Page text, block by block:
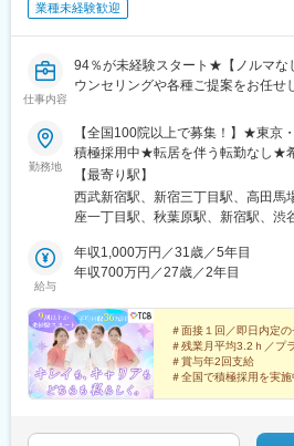
業種未経験歓迎
仕事内容
94％が未経験スタート★【ノルマな
ウンセリングや各種ご提案をお任せ
勤務地
【全国100院以上で募集！】★東京
積極採用中★転居を伴う転勤なし★
リニック一覧＜全国100院以上展開
院、青森院、盛岡院、秋田院、山形
山院 など【関東】新宿東口院、池
横浜院、大宮東口院、水戸院、つく
橋院 など【中部】名古屋駅前院 、
院、長野院、松本院、山梨甲府駅
前院、大阪阪急梅田駅前院、枚方院
院、心斎橋院、京都駅前院、奈良
【中四国】広島院、福山院、松山院
松江院、周南徳山駅ビル院 など【
煙対策】屋内原則禁煙
【最寄り駅】
西武新宿駅、新宿三丁目駅、高田馬
座一丁目駅、秋葉原駅、新宿駅、渋
浜駅、横浜駅、川崎駅、藤沢駅、本
駅、川越駅、南越谷駅、宇都宮駅、
駅、さっぽろ駅、あおば通駅、福島
青森駅、盛岡駅、山形駅、秋田駅、
山駅(愛知県)、豊田市駅、駅前大通
松駅、三島広小路駅、長野駅、松本
鉄四日市駅、電鉄富山駅、福井駅、
前駅、西梅田駅、心斎橋駅、京都駅
給与
年収1,000万円／31歳／5年目
年収700万円／27歳／2年目
＃面接１回／即日内定
＃残業月平均3.2ｈ／プ
＃賞与年2回支給
＃全国で積極採用を実施
スよく実現できます！